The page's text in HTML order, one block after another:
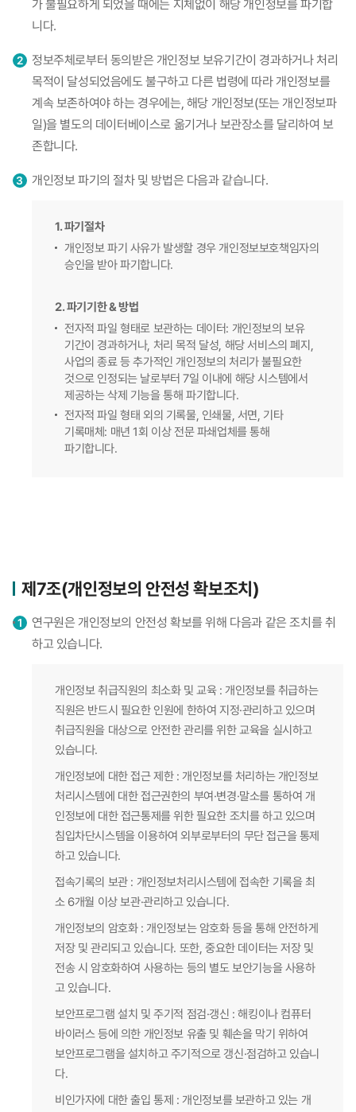
가 불필요하게 되었을 때에는 지체없이 해당 개인정보를 파기합
니다.
정보주체로부터 동의받은 개인정보 보유기간이 경과하거나 처리
목적이 달성되었음에도 불구하고 다른 법령에 따라 개인정보를
계속 보존하여야 하는 경우에는, 해당 개인정보(또는 개인정보파
일)을 별도의 데이터베이스로 옮기거나 보관장소를 달리하여 보
존합니다.
개인정보 파기의 절차 및 방법은 다음과 같습니다.
1. 파기절차
개인정보 파기 사유가 발생할 경우 개인정보보호책임자의
승인을 받아 파기합니다.
2. 파기기한 & 방법
전자적 파일 형태로 보관하는 데이터: 개인정보의 보유
기간이 경과하거나, 처리 목적 달성, 해당 서비스의 폐지,
사업의 종료 등 추가적인 개인정보의 처리가 불필요한
것으로 인정되는 날로부터 7일 이내에 해당 시스템에서
제공하는 삭제 기능을 통해 파기합니다.
전자적 파일 형태 외의 기록물, 인쇄물, 서면, 기타
기록매체: 매년 1회 이상 전문 파쇄업체를 통해
파기합니다.
제7조(개인정보의 안전성 확보조치)
연구원은 개인정보의 안전성 확보를 위해 다음과 같은 조치를 취
하고 있습니다.
개인정보 취급직원의 최소화 및 교육 : 개인정보를 취급하는
직원은 반드시 필요한 인원에 한하여 지정·관리하고 있으며
취급직원을 대상으로 안전한 관리를 위한 교육을 실시하고
있습니다.
개인정보에 대한 접근 제한 : 개인정보를 처리하는 개인정보
처리시스템에 대한 접근권한의 부여·변경·말소를 통하여 개
인정보에 대한 접근통제를 위한 필요한 조치를 하고 있으며
침입차단시스템을 이용하여 외부로부터의 무단 접근을 통제
하고 있습니다.
접속기록의 보관 : 개인정보처리시스템에 접속한 기록을 최
소 6개월 이상 보관·관리하고 있습니다.
개인정보의 암호화 : 개인정보는 암호화 등을 통해 안전하게
저장 및 관리되고 있습니다. 또한, 중요한 데이터는 저장 및
전송 시 암호화하여 사용하는 등의 별도 보안기능을 사용하
고 있습니다.
보안프로그램 설치 및 주기적 점검·갱신 : 해킹이나 컴퓨터
바이러스 등에 의한 개인정보 유출 및 훼손을 막기 위하여
보안프로그램을 설치하고 주기적으로 갱신·점검하고 있습니
다.
비인가자에 대한 출입 통제 : 개인정보를 보관하고 있는 개